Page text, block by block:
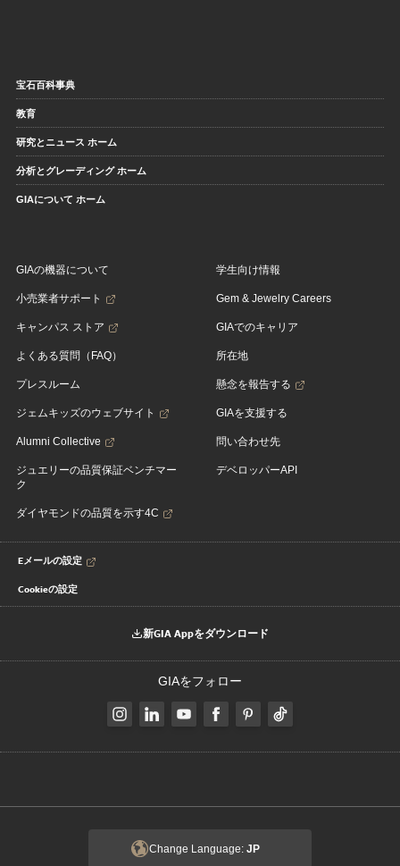
宝石百科事典
教育
研究とニュース ホーム
分析とグレーディング ホーム
GIAについて ホーム
GIAの機器について
小売業者サポート
キャンパス ストア
よくある質問（FAQ）
プレスルーム
ジェムキッズのウェブサイト
Alumni Collective
ジュエリーの品質保証ベンチマー
ク
ダイヤモンドの品質を示す4C
学生向け情報
Gem & Jewelry Careers
GIAでのキャリア
所在地
懸念を報告する
GIAを支援する
問い合わせ先
デベロッパーAPI
Eメールの設定
Cookieの設定
新GIA Appをダウンロード
GIAをフォロー
Change Language: JP